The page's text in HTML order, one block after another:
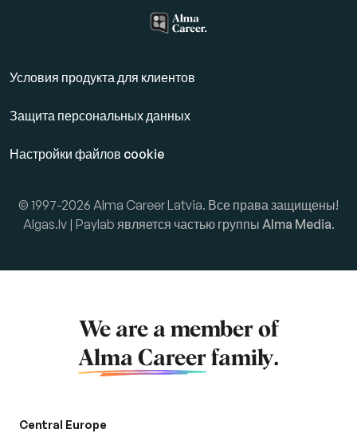
Условия продукта для клиентов
Защита персональных данных
Настройки файлов cookie
© 1997-2026 Alma Career Latvia. Все права защищены!
Algas.lv | Paylab является частью группы Alma Media.
We are a member of
Alma Career family.
Central Europe